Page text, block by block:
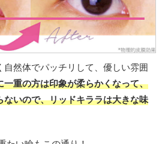
然体でパッチリして、優しい雰囲
一重の方は印象が柔らかくなって、
ないので、リッドキララは大きな味